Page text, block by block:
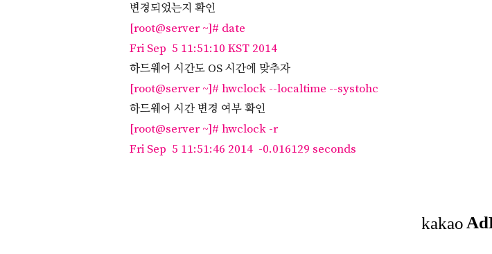
변경되었는지 확인
[root@server ~]# date
Fri Sep 5 11:51:10 KST 2014
하드웨어 시간도 OS 시간에 맞추자
[root@server ~]# hwclock --localtime --systohc
하드웨어 시간 변경 여부 확인
[root@server ~]# hwclock -r
Fri Sep 5 11:51:46 2014 -0.016129 seconds